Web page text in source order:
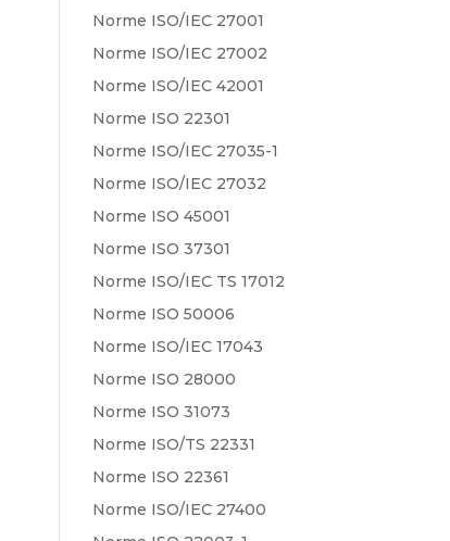
Norme ISO/IEC 27001
Norme ISO/IEC 27002
Norme ISO/IEC 42001
Norme ISO 22301
Norme ISO/IEC 27035-1
Norme ISO/IEC 27032
Norme ISO 45001
Norme ISO 37301
Norme ISO/IEC TS 17012
Norme ISO 50006
Norme ISO/IEC 17043
Norme ISO 28000
Norme ISO 31073
Norme ISO/TS 22331
Norme ISO 22361
Norme ISO/IEC 27400